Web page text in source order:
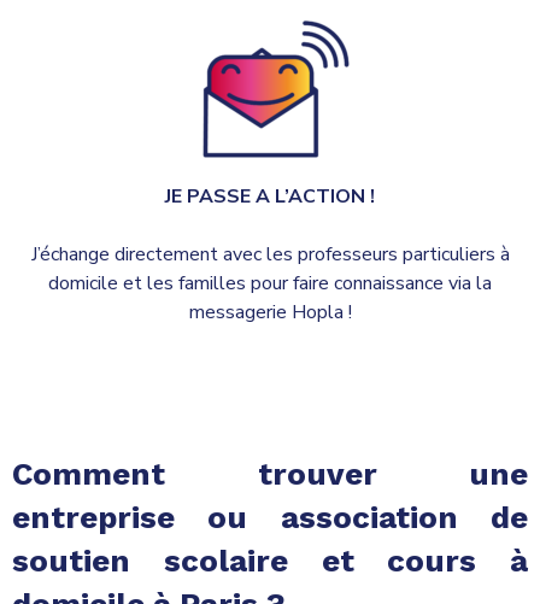
JE PASSE A L’ACTION !
J’échange directement avec les professeurs particuliers à
domicile et les familles pour faire connaissance via la
messagerie Hopla !
Comment trouver une
entreprise ou association de
soutien scolaire et cours à